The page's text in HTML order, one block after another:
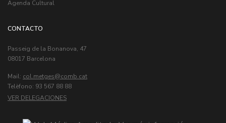
Agenda Cultural
CONTACTO
Passeig de la Bonanova, 47
08017 Barcelona
Mail: col.metges
Telèfono: 93 567 88 88
VER DELEGACIONES